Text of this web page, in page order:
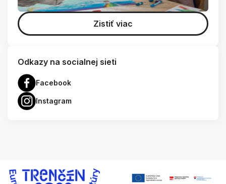
Zistiť viac
Odkazy na socialnej sieti
Facebook
Instagram